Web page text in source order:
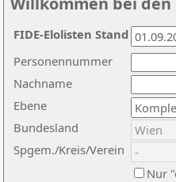
Nachname
Ebene
Personennummer
Bundesland
Spgem./Kreis/Verein
Nur
FIDE-Elolisten Stand